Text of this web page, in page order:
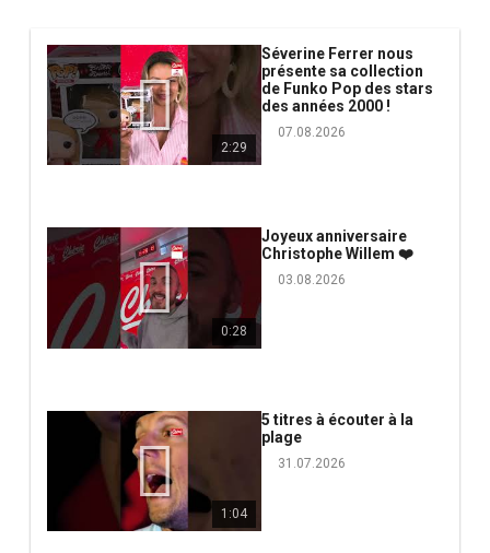
2:29
Séverine Ferrer nous
présente sa collection
de Funko Pop des stars
des années 2000 !
07.08.2026
0:28
Joyeux anniversaire
Christophe Willem ❤️
03.08.2026
1:04
5 titres à écouter à la
plage
31.07.2026